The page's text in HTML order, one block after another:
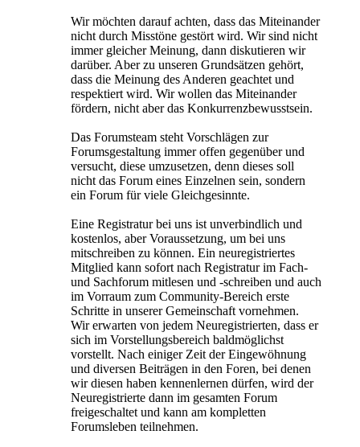
Wir möchten darauf achten, dass das Miteinander
nicht durch Misstöne gestört wird. Wir sind nicht
immer gleicher Meinung, dann diskutieren wir
darüber. Aber zu unseren Grundsätzen gehört,
dass die Meinung des Anderen geachtet und
respektiert wird. Wir wollen das Miteinander
fördern, nicht aber das Konkurrenzbewusstsein.
Das Forumsteam steht Vorschlägen zur
Forumsgestaltung immer offen gegenüber und
versucht, diese umzusetzen, denn dieses soll
nicht das Forum eines Einzelnen sein, sondern
ein Forum für viele Gleichgesinnte.
Eine Registratur bei uns ist unverbindlich und
kostenlos, aber Voraussetzung, um bei uns
mitschreiben zu können. Ein neuregistriertes
Mitglied kann sofort nach Registratur im Fach-
und Sachforum mitlesen und -schreiben und auch
im Vorraum zum Community-Bereich erste
Schritte in unserer Gemeinschaft vornehmen.
Wir erwarten von jedem Neuregistrierten, dass er
sich im Vorstellungsbereich baldmöglichst
vorstellt. Nach einiger Zeit der Eingewöhnung
und diversen Beiträgen in den Foren, bei denen
wir diesen haben kennenlernen dürfen, wird der
Neuregistrierte dann im gesamten Forum
freigeschaltet und kann am kompletten
Forumsleben teilnehmen.